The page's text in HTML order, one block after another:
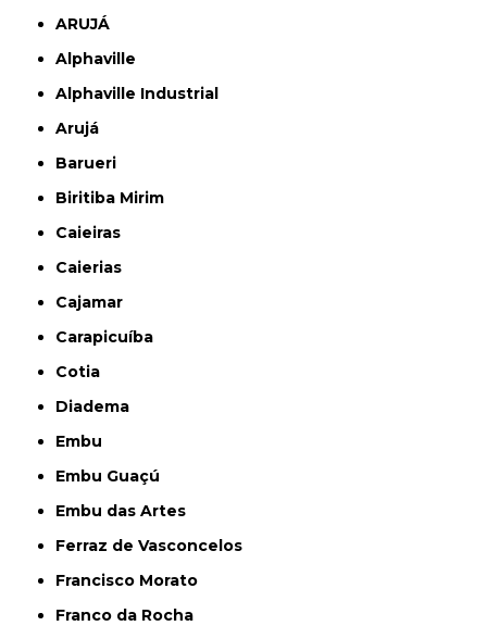
ARUJÁ
Alphaville
Alphaville Industrial
Arujá
Barueri
Biritiba Mirim
Caieiras
Caierias
Cajamar
Carapicuíba
Cotia
Diadema
Embu
Embu Guaçú
Embu das Artes
Ferraz de Vasconcelos
Francisco Morato
Franco da Rocha